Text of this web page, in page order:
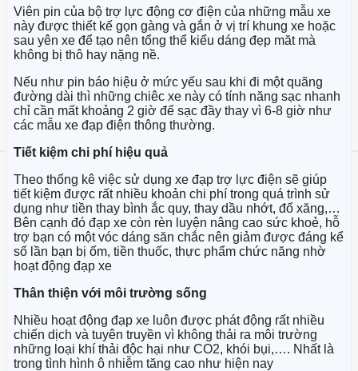
Viên pin của bộ trợ lực động cơ điện của những mẫu xe
này được thiết kế gọn gàng và gắn ở vị trí khung xe hoặc
sau yên xe để tạo nên tổng thể kiểu dáng đẹp măt mà
không bị thô hay nặng nề.
Nếu như pin báo hiệu ở mức yếu sau khi đi một quãng
đường dài thì những chiêc xe này có tính năng sạc nhanh
chỉ cần mất khoảng 2 giờ để sạc đầy thay vì 6-8 giờ như
các mẫu xe đạp điện thông thường.
Tiết kiệm chi phí hiệu quả
Theo thống kê việc sử dụng xe đạp trợ lực điện sẽ giúp
tiết kiệm được rất nhiều khoản chi phí trong quá trình sử
dụng như tiền thay bình ắc quy, thay dầu nhớt, đổ xăng,…
Bên cạnh đó đạp xe còn rèn luyện nâng cao sức khoẻ, hỗ
trợ bạn có một vóc dáng săn chắc nên giảm được đáng kể
số lần bạn bị ốm, tiền thuốc, thực phẩm chức năng nhờ
hoạt động đạp xe
Thân thiện với môi trường sống
Nhiều hoạt động đạp xe luôn được phát động rất nhiều
chiến dịch và tuyên truyền vì không thải ra môi trường
những loại khí thải độc hại như CO2, khói bụi,…. Nhất là
trong tình hình ô nhiễm tăng cao như hiện nay